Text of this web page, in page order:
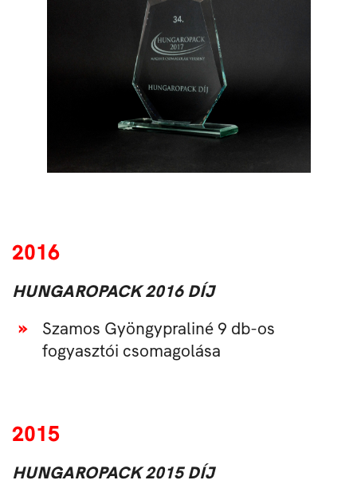
2016
HUNGAROPACK 2016 DÍJ
Szamos Gyöngypraliné 9 db-os
fogyasztói csomagolása
2015
HUNGAROPACK 2015 DÍJ